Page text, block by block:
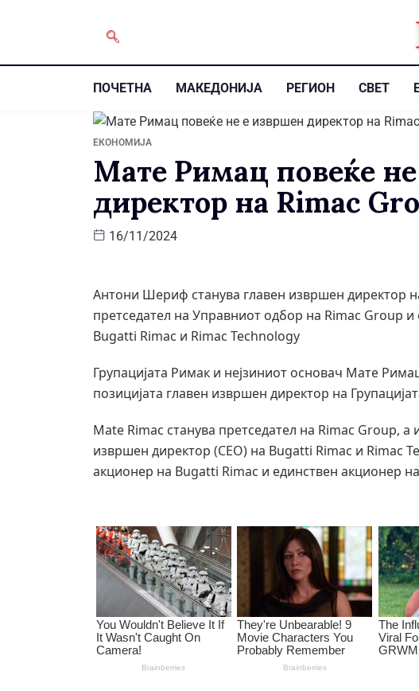
ПОЧЕТНА МАКЕДОНИЈА РЕГИОН СВЕТ
ЕКОНОМИЈА
Мате Римац повеќе
директор на Rimac
16/11/2024
Антони Шериф станува главен извршен директор
претседател на Управниот одбор на Rimac Group
Bugatti Rimac и Rimac Technology
Групацијата Римак и нејзиниот основач Мате
позицијата главен извршен директор на
Mate Rimac станува претседател на Rimac Group,
извршен директор (CEO) на Bugatti Rimac и Rimac
акционер на Bugatti Rimac и единствен акционер